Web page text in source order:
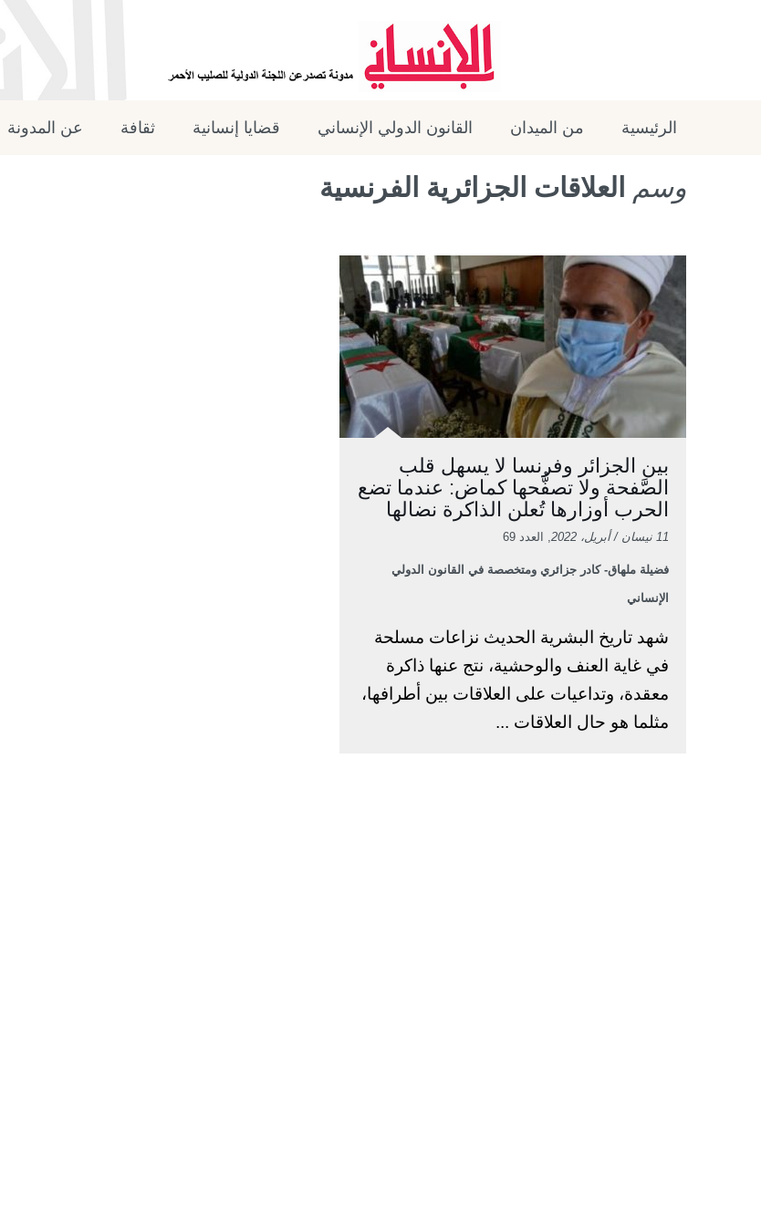
الرئيسية من الميدان القانون الدولي الإنساني قضايا إنسانية ثقافة عن المدونة
وسم العلاقات الجزائرية الفرنسية
بين الجزائر وفرنسا لا يسهل قلب
الصَّفحة ولا تصفُّحها كماض: عندما تضع
الحرب أوزارها تُعلن الذاكرة نضالها
11 نيسان / أبريل، 2022 , العدد 69
فضيلة ملهاق- كادر جزائري ومتخصصة في القانون الدولي
الإنساني
شهد تاريخ البشرية الحديث نزاعات مسلحة
في غاية العنف والوحشية، نتج عنها ذاكرة
معقدة، وتداعيات على العلاقات بين أطرافها،
مثلما هو حال العلاقات ...